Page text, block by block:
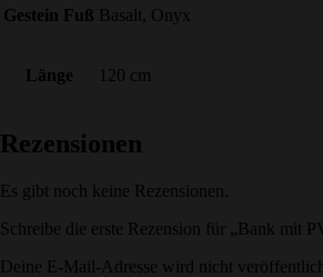
Gestein Fuß Basalt, Onyx
Länge 120 cm
Rezensionen
Es gibt noch keine Rezensionen.
Schreibe die erste Rezension für „Bank mit
Deine E-Mail-Adresse wird nicht